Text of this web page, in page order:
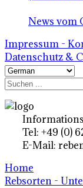
News vom
Impressum -
Datenschutz &
Tel: +49 (0)
E-Mail:
Home
Rebsorten -